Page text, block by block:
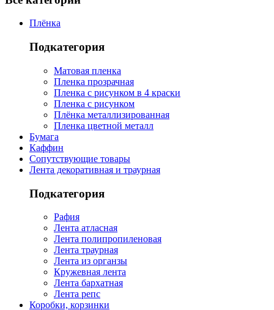
Плёнка
Подкатегория
Матовая пленка
Пленка прозрачная
Пленка с рисунком в 4 краски
Пленка с рисунком
Плёнка металлизированная
Пленка цветной металл
Бумага
Каффин
Сопутствующие товары
Лента декоративная и траурная
Подкатегория
Рафия
Лента атласная
Лента полипропиленовая
Лента траурная
Лента из органзы
Кружевная лента
Лента бархатная
Лента репс
Коробки, корзинки